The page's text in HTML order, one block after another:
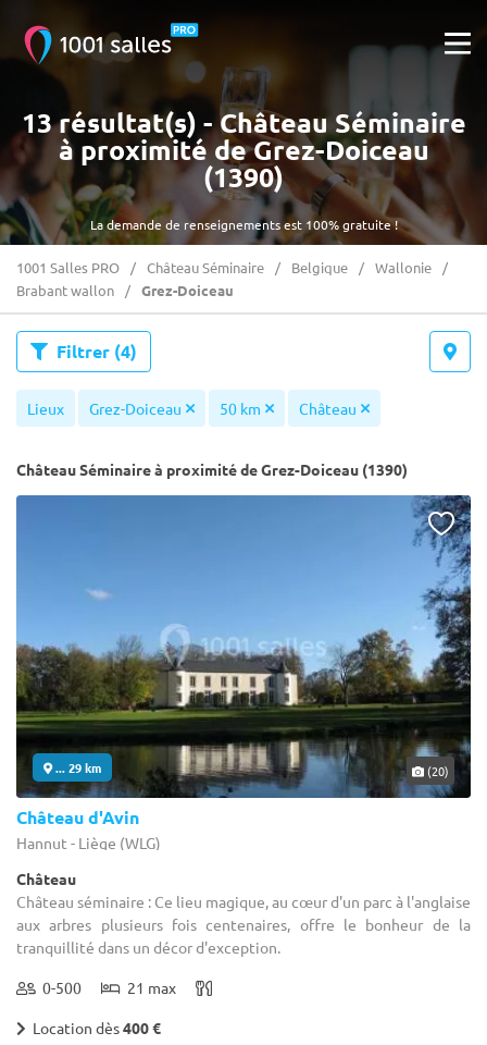
La demande de renseignements est 100% gratuite !
13 résultat(s) - Château Séminaire
à proximité de Grez-Doiceau
(1390)
1001 Salles PRO Château Séminaire Belgique
Wallonie
Brabant wallon
Grez-Doiceau
Filtrer (4)
Lieux Grez-Doiceau 50 km Château
Château Séminaire à proximité de Grez-Doiceau (1390)
... 29 km (20)
Château d'Avin
Hannut - Liège (WLG)
Château
Château séminaire : Ce lieu magique, au cœur d'un parc à l'anglaise
aux arbres plusieurs fois centenaires, offre le bonheur de la
tranquillité dans un décor d'exception.
0-500 21 max
Location dès400 €